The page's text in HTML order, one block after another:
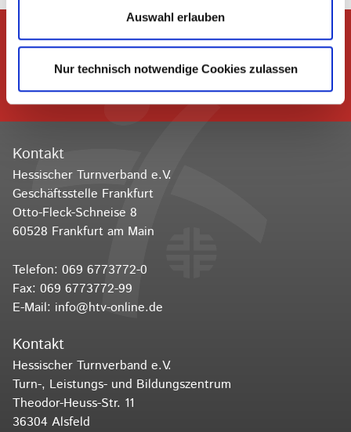
Auswahl erlauben
Nur technisch notwendige Cookies zulassen
Dem Hessischen Turnverband
folgen
Kontakt
Hessischer Turnverband e.V.
Geschäftsstelle Frankfurt
Otto-Fleck-Schneise 8
60528 Frankfurt am Main
Telefon: 069 6773772-0
Fax: 069 6773772-99
E-Mail: info@htv-online.de
Kontakt
Hessischer Turnverband e.V.
Turn-, Leistungs- und Bildungszentrum
Theodor-Heuss-Str. 11
36304 Alsfeld